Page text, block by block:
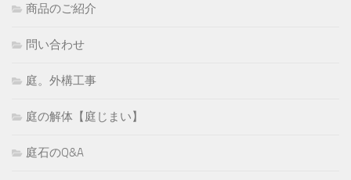
商品のご紹介
問い合わせ
庭。外構工事
庭の解体【庭じまい】
庭石のQ&A